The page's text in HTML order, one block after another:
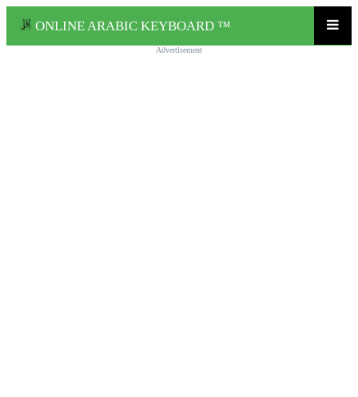
ONLINE ARABIC KEYBOARD ™
Advertisement